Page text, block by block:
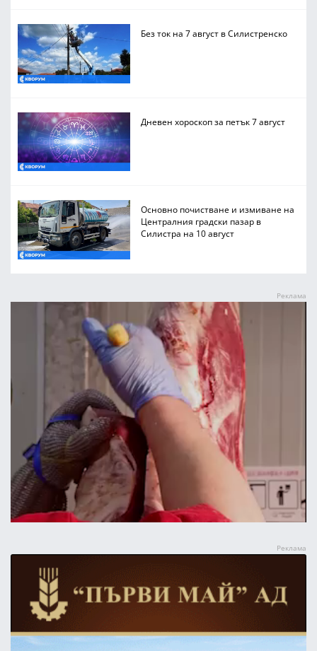
Без ток на 7 август в Силистренско
Дневен хороскоп за петък 7 август
Основно почистване и измиване на
Централния градски пазар в
Силистра на 10 август